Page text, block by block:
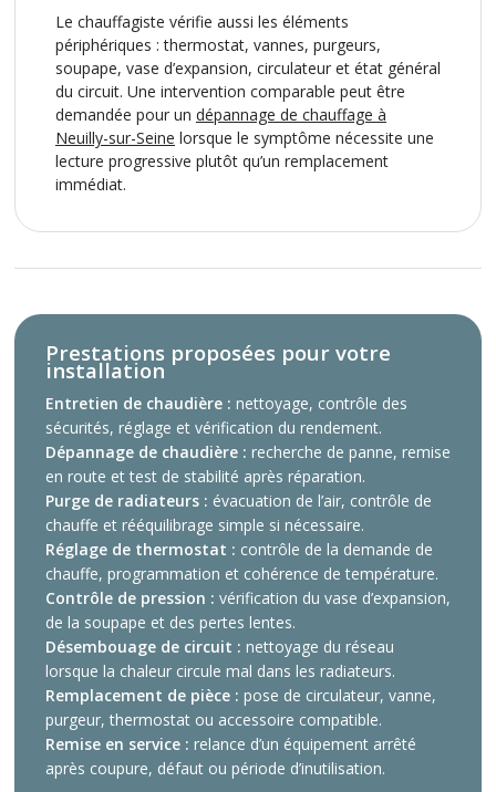
Le chauffagiste vérifie aussi les éléments
périphériques : thermostat, vannes, purgeurs,
soupape, vase d’expansion, circulateur et état général
du circuit. Une intervention comparable peut être
demandée pour un dépannage de chauffage à
Neuilly-sur-Seine lorsque le symptôme nécessite une
lecture progressive plutôt qu’un remplacement
immédiat.
Prestations proposées pour votre
installation
Entretien de chaudière : nettoyage, contrôle des
sécurités, réglage et vérification du rendement.
Dépannage de chaudière : recherche de panne, remise
en route et test de stabilité après réparation.
Purge de radiateurs : évacuation de l’air, contrôle de
chauffe et rééquilibrage simple si nécessaire.
Réglage de thermostat : contrôle de la demande de
chauffe, programmation et cohérence de température.
Contrôle de pression : vérification du vase d’expansion,
de la soupape et des pertes lentes.
Désembouage de circuit : nettoyage du réseau
lorsque la chaleur circule mal dans les radiateurs.
Remplacement de pièce : pose de circulateur, vanne,
purgeur, thermostat ou accessoire compatible.
Remise en service : relance d’un équipement arrêté
après coupure, défaut ou période d’inutilisation.